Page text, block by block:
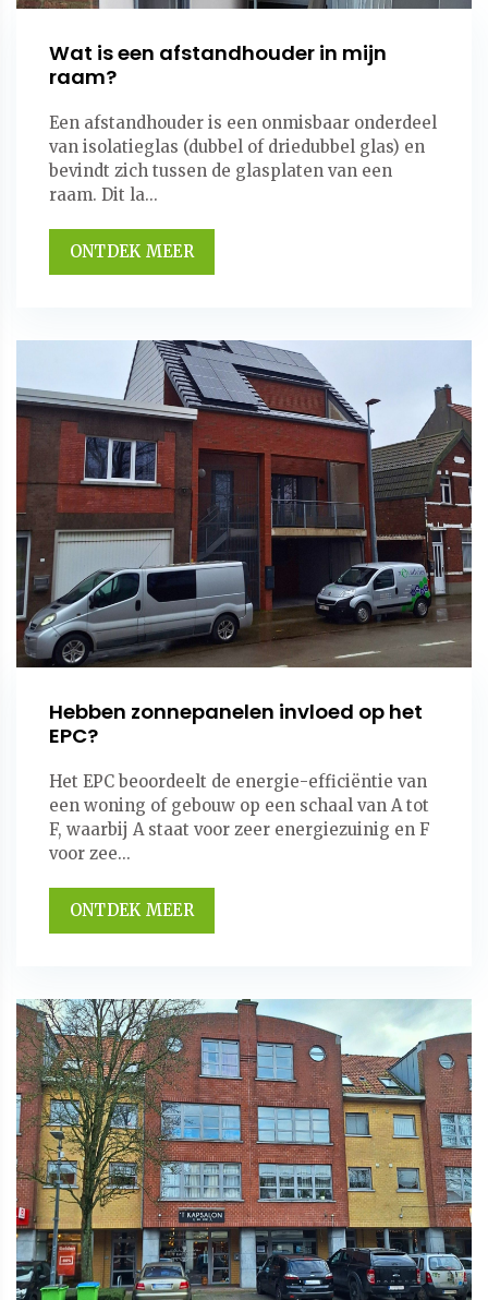
Wat is een afstandhouder in mijn
raam?
Een afstandhouder is een onmisbaar onderdeel
van isolatieglas (dubbel of driedubbel glas) en
bevindt zich tussen de glasplaten van een
raam. Dit la...
ONTDEK MEER
Hebben zonnepanelen invloed op het
EPC?
Het EPC beoordeelt de energie-efficiëntie van
een woning of gebouw op een schaal van A tot
F, waarbij A staat voor zeer energiezuinig en F
voor zee...
ONTDEK MEER